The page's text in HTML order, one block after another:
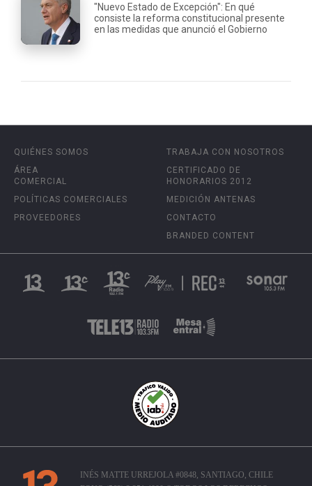
"Nuevo Estado de Excepción": En qué
consiste la reforma constitucional presente
en las medidas que anunció el Gobierno
QUIÉNES SOMOS
ÁREA
COMERCIAL
POLÍTICAS COMERCIALES
PROVEEDORES
TRABAJA CON NOSOTROS
CERTIFICADO DE
HONORARIOS 2012
MEDICIÓN ANTENAS
CONTACTO
BRANDED CONTENT
INÉS MATTE URREJOLA #0848, SANTIAGO, CHILE